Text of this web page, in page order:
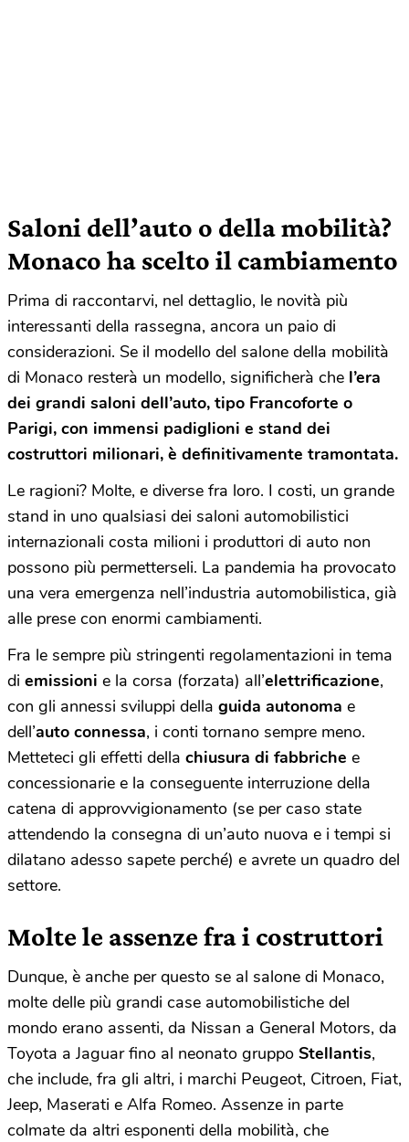
Saloni dell’auto o della mobilità?
Monaco ha scelto il cambiamento
Prima di raccontarvi, nel dettaglio, le novità più
interessanti della rassegna, ancora un paio di
considerazioni. Se il modello del salone della mobilità
di Monaco resterà un modello, significherà che l’era
dei grandi saloni dell’auto, tipo Francoforte o
Parigi, con immensi padiglioni e stand dei
costruttori milionari, è definitivamente tramontata.
Le ragioni? Molte, e diverse fra loro. I costi, un grande
stand in uno qualsiasi dei saloni automobilistici
internazionali costa milioni i produttori di auto non
possono più permetterseli. La pandemia ha provocato
una vera emergenza nell’industria automobilistica, già
alle prese con enormi cambiamenti.
Fra le sempre più stringenti regolamentazioni in tema
di emissioni e la corsa (forzata) all’elettrificazione,
con gli annessi sviluppi della guida autonoma e
dell’auto connessa, i conti tornano sempre meno.
Metteteci gli effetti della chiusura di fabbriche e
concessionarie e la conseguente interruzione della
catena di approvvigionamento (se per caso state
attendendo la consegna di un’auto nuova e i tempi si
dilatano adesso sapete perché) e avrete un quadro del
settore.
Molte le assenze fra i costruttori
Dunque, è anche per questo se al salone di Monaco,
molte delle più grandi case automobilistiche del
mondo erano assenti, da Nissan a General Motors, da
Toyota a Jaguar fino al neonato gruppo Stellantis,
che include, fra gli altri, i marchi Peugeot, Citroen, Fiat,
Jeep, Maserati e Alfa Romeo. Assenze in parte
colmate da altri esponenti della mobilità, che